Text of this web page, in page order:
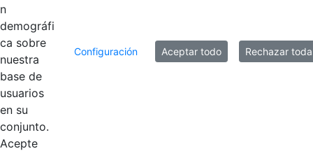
Hace 5 años
n
demográfi
ca sobre
nuestra
base de
usuarios
en su
conjunto.
Acepte
Configuración Aceptar todo Rechazar